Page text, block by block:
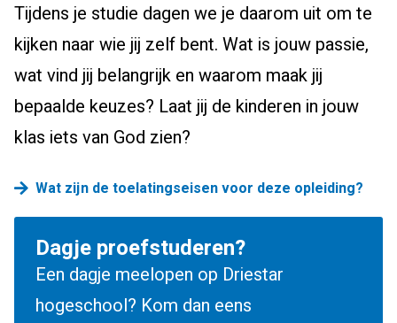
Tijdens je studie dagen we je daarom uit om te
kijken naar wie jij zelf bent. Wat is jouw passie,
wat vind jij belangrijk en waarom maak jij
bepaalde keuzes? Laat jij de kinderen in jouw
klas iets van God zien?
Wat zijn de toelatingseisen voor deze opleiding?
Dagje proefstuderen?
Een dagje meelopen op Driestar
hogeschool? Kom dan eens